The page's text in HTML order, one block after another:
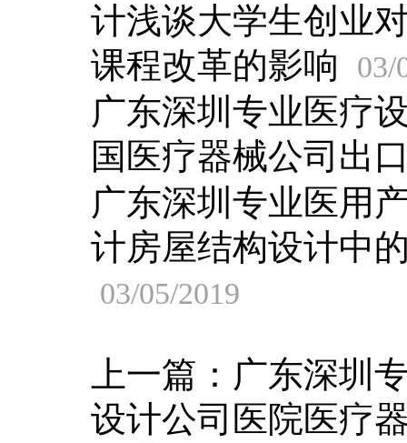
计浅谈大学生创业
课程改革的影响
03/
广东深圳专业医疗
国医疗器械公司出
广东深圳专业医用
计房屋结构设计中
03/05/2019
上一篇： 广东深圳
设计公司医院医疗